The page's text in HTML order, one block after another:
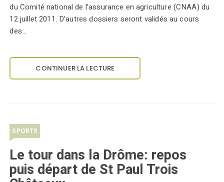
du Comité national de l’assurance en agriculture (CNAA) du
12 juillet 2011. D’autres dossiers seront validés au cours
des…
CONTINUER LA LECTURE
SPORTS
Le tour dans la Drôme: repos
puis départ de St Paul Trois